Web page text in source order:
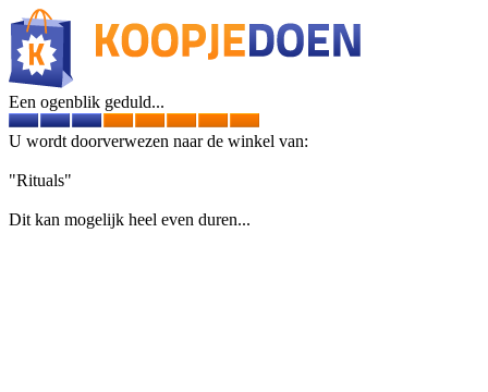
Een ogenblik geduld...
U wordt doorverwezen naar de winkel van:
"Rituals"
Dit kan mogelijk heel even duren...